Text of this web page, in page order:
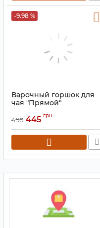
-9.98 %
Варочный горшок для
чая "Прямой"
Артикул: 9200720
495 445 грн